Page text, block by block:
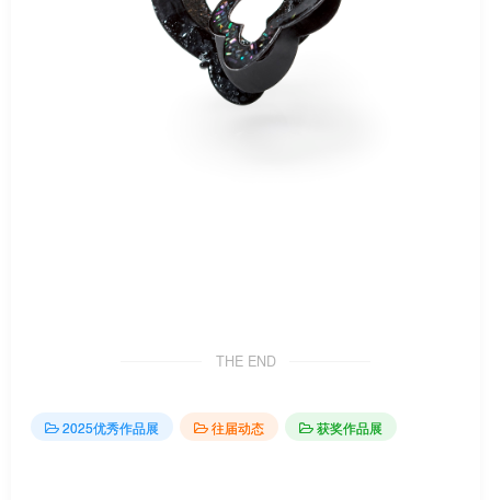
THE END
2025优秀作品展 往届动态 获奖作品展